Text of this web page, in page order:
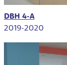
DBH 4-A
2019-2020